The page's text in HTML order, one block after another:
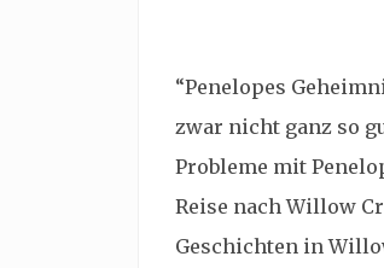
“Penelopes
zwar nicht ganz so
Probleme mit
Reise nach Willow
Geschichten in